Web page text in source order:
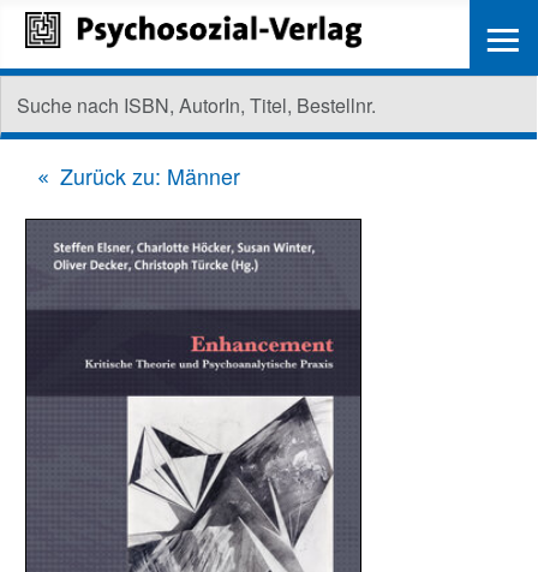
Zurück zu: Männer
≡